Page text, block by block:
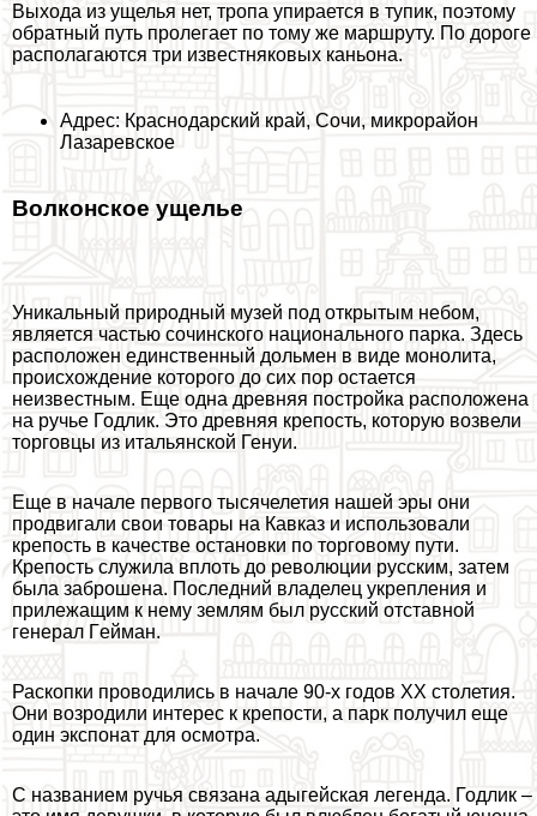
Выхода из ущелья нет, тропа упирается в тупик, поэтому
обратный путь пролегает по тому же маршруту. По дороге
располагаются три известняковых каньона.
Адрес: Краснодарский край, Сочи, микрорайон
Лазаревское
Волконское ущелье
Уникальный природный музей под открытым небом,
является частью сочинского национального парка. Здесь
расположен единственный дольмен в виде монолита,
происхождение которого до сих пор остается
неизвестным. Еще одна древняя постройка расположена
на ручье Годлик. Это древняя крепость, которую возвели
торговцы из итальянской Генуи.
Еще в начале первого тысячелетия нашей эры они
продвигали свои товары на Кавказ и использовали
крепость в качестве остановки по торговому пути.
Крепость служила вплоть до революции русским, затем
была заброшена. Последний владелец укрепления и
прилежащим к нему землям был русский отставной
генерал Гeйман.
Раскопки проводились в начале 90-х годов ХХ столетия.
Они возродили интерес к крепости, а парк получил еще
один экспонат для осмотра.
С названием ручья связана адыгeйская легенда. Годлик –